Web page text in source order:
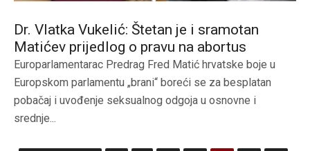
Dr. Vlatka Vukelić: Štetan je i sramotan
Matićev prijedlog o pravu na abortus
Europarlamentarac Predrag Fred Matić hrvatske boje u
Europskom parlamentu „brani“ boreći se za besplatan
pobačaj i uvođenje seksualnog odgoja u osnovne i
srednje...